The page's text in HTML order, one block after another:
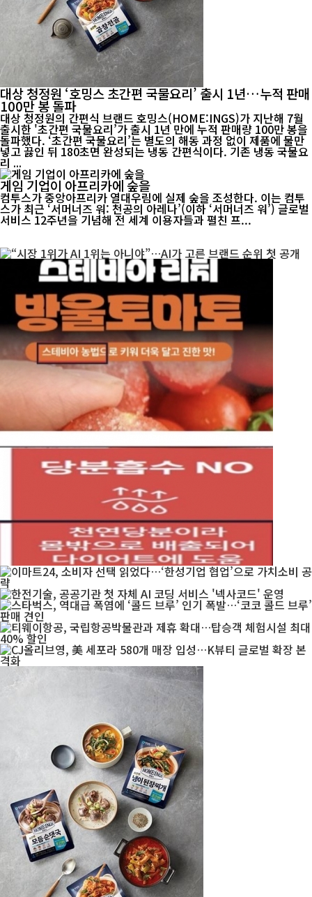
대상 청정원 ‘호밍스 초간편 국물요리’ 출시 1년…누적 판매
100만 봉 돌파
대상 청정원의 간편식 브랜드 호밍스(HOME:INGS)가 지난해 7월
출시한 '초간편 국물요리’가 출시 1년 만에 누적 판매량 100만 봉을
돌파했다. ‘초간편 국물요리’는 별도의 해동 과정 없이 제품에 물만
넣고 끓인 뒤 180초면 완성되는 냉동 간편식이다. 기존 냉동 국물요
리 ...
게임 기업이 아프리카에 숲을
컴투스가 중앙아프리카 열대우림에 실제 숲을 조성한다. 이는 컴투
스가 최근 ‘서머너즈 워: 천공의 아레나’(이하 ‘서머너즈 워’) 글로벌
서비스 12주년을 기념해 전 세계 이용자들과 펼친 프...